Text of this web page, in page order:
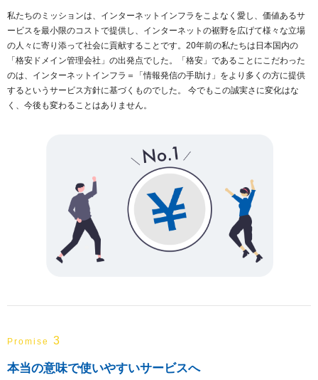
私たちのミッションは、インターネットインフラをこよなく愛し、価値あるサ
ービスを最小限のコストで提供し、インターネットの裾野を広げて様々な立場
の人々に寄り添って社会に貢献することです。20年前の私たちは日本国内の
「格安ドメイン管理会社」の出発点でした。「格安」であることにこだわった
のは、インターネットインフラ＝「情報発信の手助け」をより多くの方に提供
するというサービス方針に基づくものでした。 今でもこの誠実さに変化はな
く、今後も変わることはありません。
Promise 3
本当の意味で使いやすいサービスへ